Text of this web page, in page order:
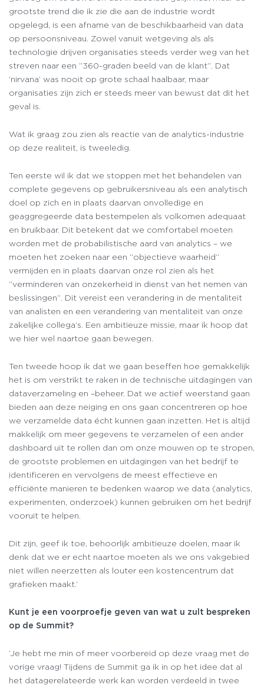
grootste trend die ik zie die aan de industrie wordt
opgelegd, is een afname van de beschikbaarheid van data
op persoonsniveau. Zowel vanuit wetgeving als als
technologie drijven organisaties steeds verder weg van het
streven naar een “360-graden beeld van de klant”. Dat
‘nirvana’ was nooit op grote schaal haalbaar, maar
organisaties zijn zich er steeds meer van bewust dat dit het
geval is.
Wat ik graag zou zien als reactie van de analytics-industrie
op deze realiteit, is tweeledig.
Ten eerste wil ik dat we stoppen met het behandelen van
complete gegevens op gebruikersniveau als een analytisch
doel op zich en in plaats daarvan onvolledige en
geaggregeerde data bestempelen als volkomen adequaat
en bruikbaar. Dit betekent dat we comfortabel moeten
worden met de probabilistische aard van analytics – we
moeten het zoeken naar een “objectieve waarheid”
vermijden en in plaats daarvan onze rol zien als het
“verminderen van onzekerheid in dienst van het nemen van
beslissingen”. Dit vereist een verandering in de mentaliteit
van analisten en een verandering van mentaliteit van onze
zakelijke collega’s. Een ambitieuze missie, maar ik hoop dat
we hier wel naartoe gaan bewegen.
Ten tweede hoop ik dat we gaan beseffen hoe gemakkelijk
het is om verstrikt te raken in de technische uitdagingen van
dataverzameling en –beheer. Dat we actief weerstand gaan
bieden aan deze neiging en ons gaan concentreren op hoe
we verzamelde data écht kunnen gaan inzetten. Het is altijd
makkelijk om meer gegevens te verzamelen of een ander
dashboard uit te rollen dan om onze mouwen op te stropen,
de grootste problemen en uitdagingen van het bedrijf te
identificeren en vervolgens de meest effectieve en
efficiënte manieren te bedenken waarop we data (analytics,
experimenten, onderzoek) kunnen gebruiken om het bedrijf
vooruit te helpen.
Dit zijn, geef ik toe, behoorlijk ambitieuze doelen, maar ik
denk dat we er echt naartoe moeten als we ons vakgebied
niet willen neerzetten als louter een kostencentrum dat
grafieken maakt.’
Kunt je een voorproefje geven van wat u zult bespreken
op de Summit?
‘Je hebt me min of meer voorbereid op deze vraag met de
vorige vraag! Tijdens de Summit ga ik in op het idee dat al
het datagerelateerde werk kan worden verdeeld in twee